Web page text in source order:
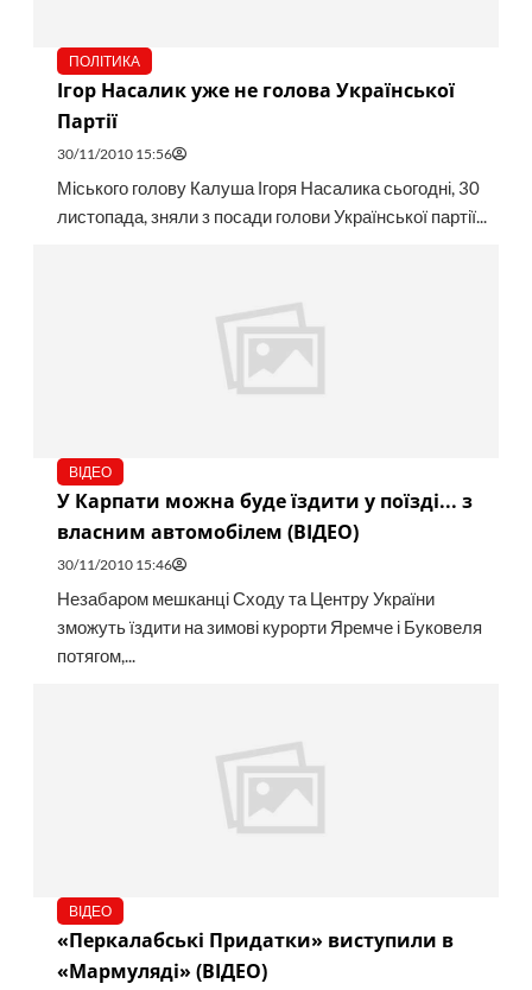
ПОЛІТИКА
Ігор Насалик уже не голова Української
Партії
30/11/2010 15:56
Міського голову Калуша Ігоря Насалика сьогодні, 30
листопада, зняли з посади голови Української партії...
ВІДЕО
У Карпати можна буде їздити у поїзді... з
власним автомобілем (ВІДЕО)
30/11/2010 15:46
Незабаром мешканці Сходу та Центру України
зможуть їздити на зимові курорти Яремче і Буковеля
потягом,...
ВІДЕО
«Перкалабські Придатки» виступили в
«Мармуляді» (ВІДЕО)